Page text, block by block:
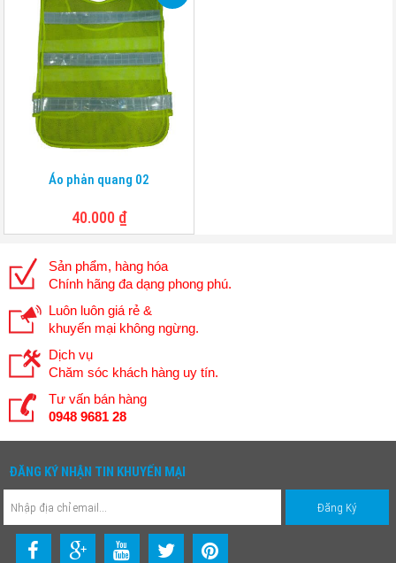
Áo phản quang 02
40.000₫
Sản phẩm, hàng hóa
Chính hãng đa dạng phong phú.
Luôn luôn giá rẻ &
khuyến mại không ngừng.
Dịch vụ
Chăm sóc khách hàng uy tín.
Tư vấn bán hàng
0948 9681 28
ĐĂNG KÝ NHẬN TIN KHUYẾN MẠI